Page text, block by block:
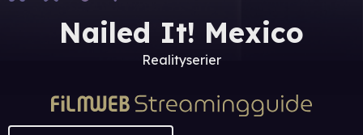
Nailed It! Mexico
Realityserier